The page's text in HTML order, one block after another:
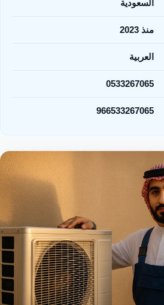
السعودية
منذ 2023
العربية
0533267065
966533267065